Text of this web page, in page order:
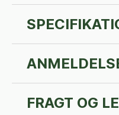
FRAGT OG